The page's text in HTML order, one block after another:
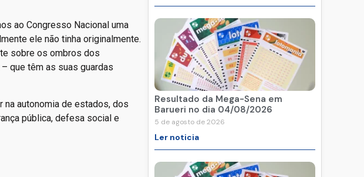
ao Congresso Nacional uma
ele não tinha originalmente.
sobre os ombros dos
que têm as suas guardas
autonomia de estados, dos
pública, defesa social e
Resultado da Mega-Sena em
Barueri no dia 04/08/2026
5 de agosto de 2026
Ler noticia